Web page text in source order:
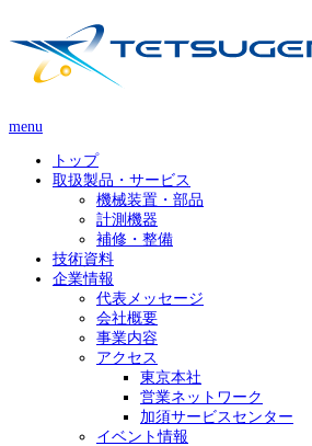
menu
トップ
取扱製品・サービス
機械装置・部品
計測機器
補修・整備
技術資料
企業情報
代表メッセージ
会社概要
事業内容
アクセス
東京本社
営業ネットワーク
加須サービスセンター
イベント情報